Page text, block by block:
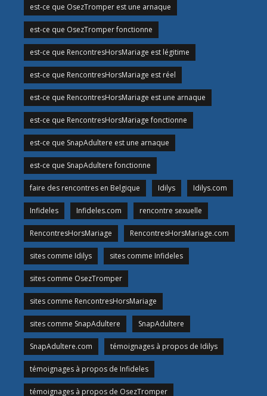
est-ce que OsezTromper est une arnaque
est-ce que OsezTromper fonctionne
est-ce que RencontresHorsMariage est légitime
est-ce que RencontresHorsMariage est réel
est-ce que RencontresHorsMariage est une arnaque
est-ce que RencontresHorsMariage fonctionne
est-ce que SnapAdultere est une arnaque
est-ce que SnapAdultere fonctionne
faire des rencontres en Belgique Idilys Idilys.com
Infideles Infideles.com rencontre sexuelle
RencontresHorsMariage RencontresHorsMariage.com
sites comme Idilys sites comme Infideles
sites comme OsezTromper
sites comme RencontresHorsMariage
sites comme SnapAdultere SnapAdultere
SnapAdultere.com témoignages à propos de Idilys
témoignages à propos de Infideles
témoignages à propos de OsezTromper